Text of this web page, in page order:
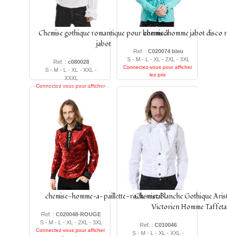
Chemise gothique romantique pour homme à
jabot
Ref. : c080028
S - M - L - XL - XXL -
XXXL
Connectez-vous pour afficher
chemise homme jabot disco
Ref. : C020074 bleu
S - M - L - XL - 2XL - 3XL
Connectez-vous pour afficher
les prix
chemise-homme-a-paillette-rock-metal
Ref. : C020048-ROUGE
S - M - L - XL - 2XL - 3XL
Connectez-vous pour afficher
Chemise Blanche Gothique
Victorien Homme
Ref. : C010046
S - M - L - XL - XXL -